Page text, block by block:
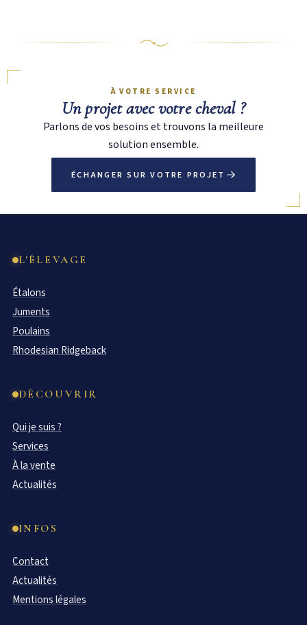
À VOTRE SERVICE
Un projet avec votre cheval ?
Parlons de vos besoins et trouvons la meilleure
solution ensemble.
ÉCHANGER SUR VOTRE PROJET
L'ÉLEVAGE
Étalons
Juments
Poulains
Rhodesian Ridgeback
DÉCOUVRIR
Qui je suis ?
Services
À la vente
Actualités
INFOS
Contact
Actualités
Mentions légales